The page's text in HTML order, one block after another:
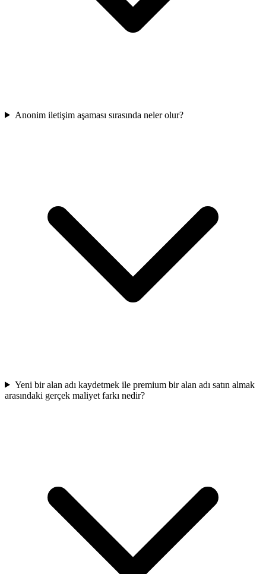
Anonim iletişim aşaması sırasında neler olur?
Yeni bir alan adı kaydetmek ile premium bir alan adı satın almak
arasındaki gerçek maliyet farkı nedir?